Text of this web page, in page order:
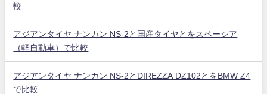
較
アジアンタイヤ ナンカン NS-2と国産タイヤとをスペーシア
（軽自動車）で比較
アジアンタイヤ ナンカン NS-2とDIREZZA DZ102とをBMW Z4
で比較